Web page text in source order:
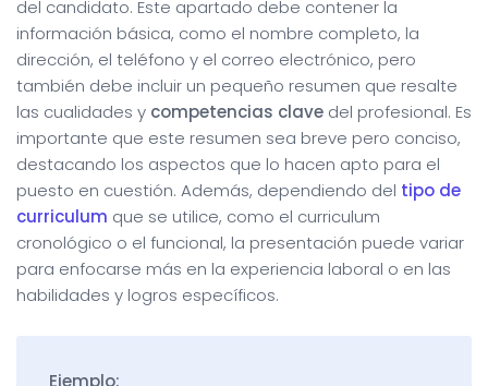
del candidato. Este apartado debe contener la
información básica, como el nombre completo, la
dirección, el teléfono y el correo electrónico, pero
también debe incluir un pequeño resumen que resalte
las cualidades y competencias clave del profesional. Es
importante que este resumen sea breve pero conciso,
destacando los aspectos que lo hacen apto para el
puesto en cuestión. Además, dependiendo del tipo de
curriculum que se utilice, como el curriculum
cronológico o el funcional, la presentación puede variar
para enfocarse más en la experiencia laboral o en las
habilidades y logros específicos.
Ejemplo: